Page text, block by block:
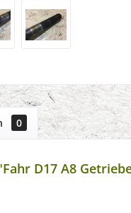
0
D17 A8